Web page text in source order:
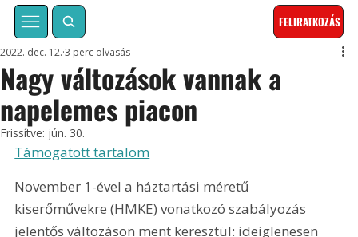
FELIRATKOZÁS
Nagy változások vannak a
napelemes piacon
2022. dec. 12. 3 perc olvasás
Frissítve: jún. 30.
Támogatott tartalom
November 1-ével a háztartási méretű
kiserőművekre (HMKE) vonatkozó szabályozás
jelentős változáson ment keresztül: ideiglenesen